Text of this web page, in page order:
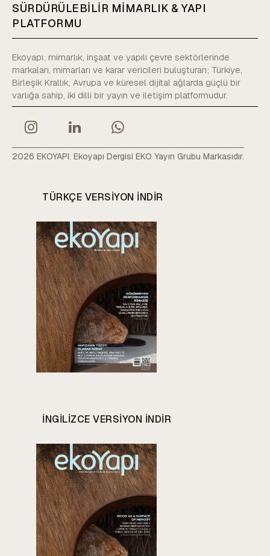
SÜRDÜRÜLEBİLİR MİMARLIK & YAPI
PLATFORMU
Ekoyapı; mimarlık, inşaat ve yapılı çevre sektörlerinde
markaları, mimarları ve karar vericileri buluşturan; Türkiye,
Birleşik Krallık, Avrupa ve küresel dijital ağlarda güçlü bir
varlığa sahip, iki dilli bir yayın ve iletişim platformudur.
2026 EKOYAPI. Ekoyapı Dergisi EKO Yayın Grubu Markasıdır.
TÜRKÇE VERSIYON INDIR
INGILIZCE VERSIYON INDIR